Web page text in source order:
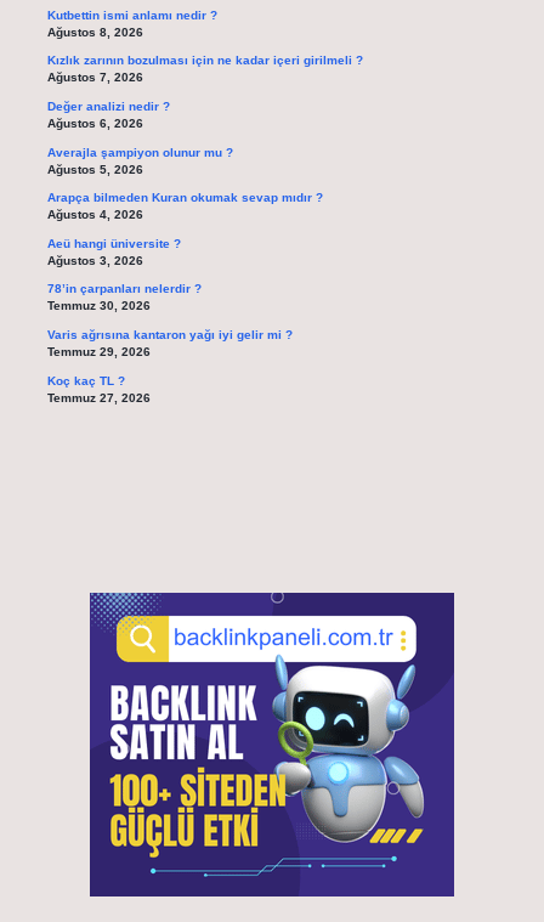
Kutbettin ismi anlamı nedir ?
Ağustos 8, 2026
Kızlık zarının bozulması için ne kadar içeri girilmeli ?
Ağustos 7, 2026
Değer analizi nedir ?
Ağustos 6, 2026
Averajla şampiyon olunur mu ?
Ağustos 5, 2026
Arapça bilmeden Kuran okumak sevap mıdır ?
Ağustos 4, 2026
Aeü hangi üniversite ?
Ağustos 3, 2026
78’in çarpanları nelerdir ?
Temmuz 30, 2026
Varis ağrısına kantaron yağı iyi gelir mi ?
Temmuz 29, 2026
Koç kaç TL ?
Temmuz 27, 2026